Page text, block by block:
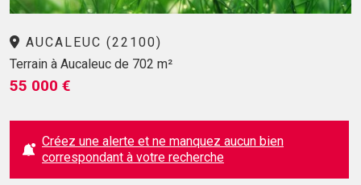
AUCALEUC (22100)
Terrain à Aucaleuc de 702 m²
55 000 €
Créez une alerte et ne manquez aucun bien
correspondant à votre recherche